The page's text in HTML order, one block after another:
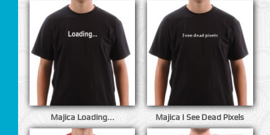
Majica Loading... Majica I See Dead Pixels